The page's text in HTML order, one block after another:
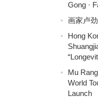
Gong ·
画家卢
Hong
Mu
World
Launch